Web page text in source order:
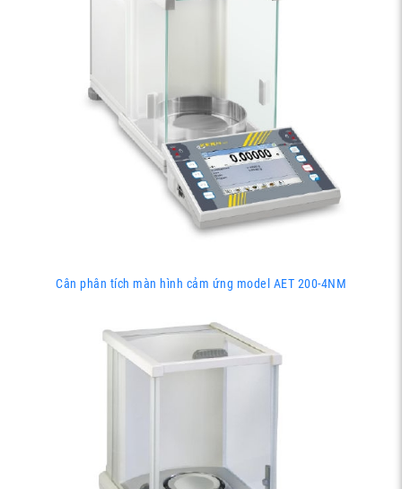
Cân phân tích màn hình cảm ứng model AET 200-4NM